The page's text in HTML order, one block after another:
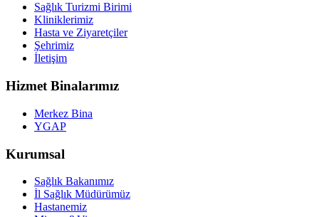
Sağlık Turizmi Birimi
Kliniklerimiz
Hasta ve Ziyaretçiler
Şehrimiz
İletişim
Hizmet Binalarımız
Merkez Bina
YGAP
Kurumsal
Sağlık Bakanımız
İl Sağlık Müdürümüz
Hastanemiz